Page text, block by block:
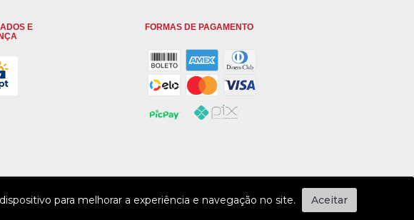
E
FORMAS DE PAGAMENTO
para melhorar a experiência e navegação no site. Aceitar